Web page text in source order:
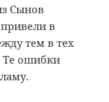
Сынов
в
тем в тех
Те ошибки